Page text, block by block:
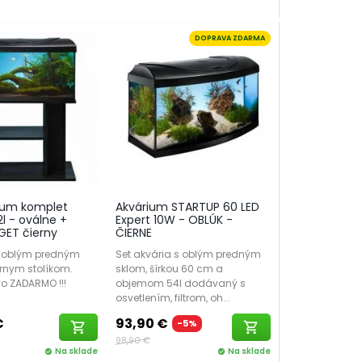
a nano sety sú vhodné pre menšie priestory.
,osvetlenie ohrievač.
funkčného akvária. Či už ste začiatočník alebo
Pre viac tipov a rád navštívte nášblogna
komplet
- oválne +
čierny
predným
stolíkom.
ZADARMO !!!
shopping_cart
check_circle Na sklade
DOPRAVA ZDARMA
Akvárium STARTUP 60 LED
Expert 10W - OBLÚK -
ČIERNE
Set akvária s oblým predným
sklom, šírkou 60 cm a
objemom 54l dodávaný s
osvetlením, filtrom, oh...
93,90 €
-5%
98,90 €
shopping_cart
check_circle Na sklade